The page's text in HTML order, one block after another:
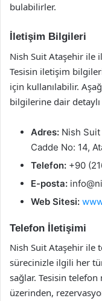
bulabilirler.
İletişim Bilgileri
Nish Suit Ataşehir ile
Tesisin iletişim
için kullanılabilir.
bilgilerine dair
Adres: Nish
Cadde No: 14,
Telefon: +90
E-posta:
Web Sitesi:
Telefon İletişimi
Nish Suit Ataşehir ile
sürecinizle ilgili her
sağlar. Tesisin telefon
üzerinden,